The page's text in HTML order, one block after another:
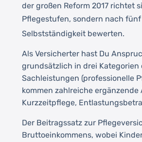
der großen Reform 2017 richtet
Pflegestufen, sondern nach fünf
Selbstständigkeit bewerten.
Als Versicherter hast Du
grundsätzlich in drei Kategorien
Sachleistungen (professionelle
kommen zahlreiche
Kurzzeitpflege,
Der Beitragssatz zur
Bruttoeinkommens, wobei